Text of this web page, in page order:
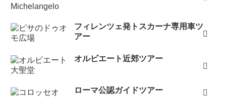
フィレンツェ発トスカーナ専用車ツ
アー
オルビエート近郊ツアー
ローマ公認ガイドツアー